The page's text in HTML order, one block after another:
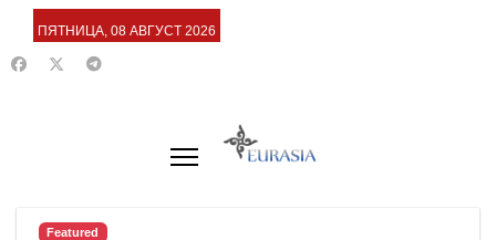
ПЯТНИЦА, 08 АВГУСТ 2026
Featured